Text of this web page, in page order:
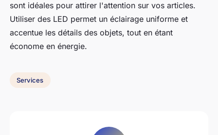
sont idéales pour attirer l'attention sur vos articles.
Utiliser des LED permet un éclairage uniforme et
accentue les détails des objets, tout en étant
économe en énergie.
Services